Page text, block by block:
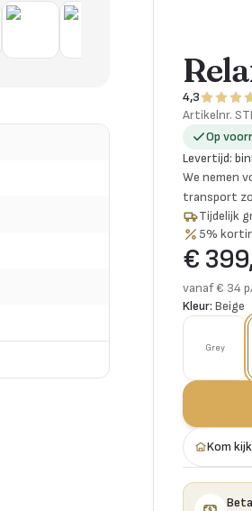
4,3
Artikelnr.
Op
Levertijd:
We nemen
transport
Tijdelijk
5%
€
vanaf € 34
Kleur: Beige
Grey
Kom